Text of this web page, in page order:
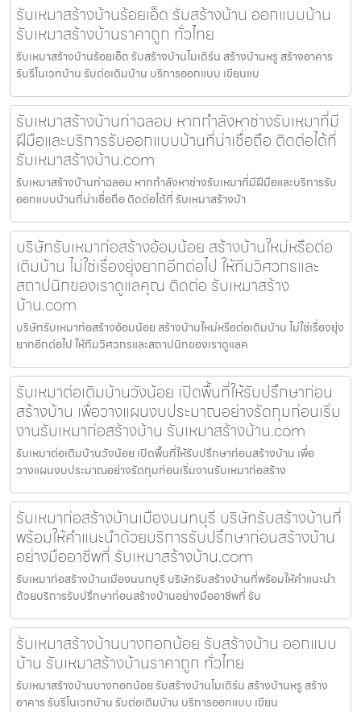
รับเหมาสร้างบ้านร้อยเอ็ด รับสร้างบ้าน ออกแบบบ้าน
รับเหมาสร้างบ้านราคาถูก ทั่วไทย
รับเหมาสร้างบ้านร้อยเอ็ด รับสร้างบ้านโมเดิร์น สร้างบ้านหรู สร้างอาคาร
รับรีโนเวทบ้าน รับต่อเติมบ้าน บริการออกแบบ เขียนแบ
รับเหมาสร้างบ้านท่าฉลอม หากกำลังหาช่างรับเหมาที่มี
ฝีมือและบริการรับออกแบบบ้านที่น่าเชื่อถือ ติดต่อได้ที่
รับเหมาสร้างบ้าน.com
รับเหมาสร้างบ้านท่าฉลอม หากกำลังหาช่างรับเหมาที่มีฝีมือและบริการรับ
ออกแบบบ้านที่น่าเชื่อถือ ติดต่อได้ที่ รับเหมาสร้างบ้า
บริษัทรับเหมาก่อสร้างอ้อมน้อย สร้างบ้านใหม่หรือต่อ
เติมบ้าน ไม่ใช่เรื่องยุ่งยากอีกต่อไป ให้ทีมวิศวกรและ
สถาปนิกของเราดูแลคุณ ติดต่อ รับเหมาสร้าง
บ้าน.com
บริษัทรับเหมาก่อสร้างอ้อมน้อย สร้างบ้านใหม่หรือต่อเติมบ้าน ไม่ใช่เรื่องยุ่ง
ยากอีกต่อไป ให้ทีมวิศวกรและสถาปนิกของเราดูแลค
รับเหมาต่อเติมบ้านวังน้อย เปิดพื้นที่ให้รับปรึกษาก่อน
สร้างบ้าน เพื่อวางแผนงบประมาณอย่างรัดกุมก่อนเริ่ม
งานรับเหมาก่อสร้างบ้าน รับเหมาสร้างบ้าน.com
รับเหมาต่อเติมบ้านวังน้อย เปิดพื้นที่ให้รับปรึกษาก่อนสร้างบ้าน เพื่อ
วางแผนงบประมาณอย่างรัดกุมก่อนเริ่มงานรับเหมาก่อสร้าง
รับเหมาก่อสร้างบ้านเมืองนนทบุรี บริษัทรับสร้างบ้านที่
พร้อมให้คำแนะนำด้วยบริการรับปรึกษาก่อนสร้างบ้าน
อย่างมืออาชีพที่ รับเหมาสร้างบ้าน.com
รับเหมาก่อสร้างบ้านเมืองนนทบุรี บริษัทรับสร้างบ้านที่พร้อมให้คำแนะนำ
ด้วยบริการรับปรึกษาก่อนสร้างบ้านอย่างมืออาชีพที่ รับ
รับเหมาสร้างบ้านบางกอกน้อย รับสร้างบ้าน ออกแบบ
บ้าน รับเหมาสร้างบ้านราคาถูก ทั่วไทย
รับเหมาสร้างบ้านบางกอกน้อย รับสร้างบ้านโมเดิร์น สร้างบ้านหรู สร้าง
อาคาร รับรีโนเวทบ้าน รับต่อเติมบ้าน บริการออกแบบ เขียน